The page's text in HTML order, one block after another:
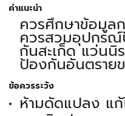
คำแนะนำ
ควรศึกษาข้อมูลก
ควรสวมอุปกรณ์
กันสะเก็ด แว่น
ป้องกันอันตราย
ข้อควรระวัง
ห้ามดัดแปลง แก้